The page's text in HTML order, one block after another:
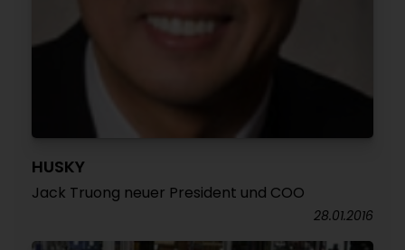
HUSKY
Jack Truong neuer President und COO
28.01.2016